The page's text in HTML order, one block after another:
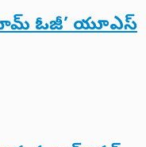
ఓజీ’ యూఎస్